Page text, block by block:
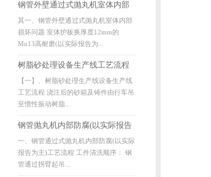
钢管外壁通过式抛丸机室体内部
损坏问题以及表面无损探伤原理
其一、钢管外壁通过式抛丸机室体内部
损坏问题 室体护板换厚度12mm的
Mn13高耐磨(以实际报告为...
树脂砂处理设备生产线工艺流程
以及工作原理是什么
【一】、树脂砂处理生产线设备生产线
工艺流程 浇注后的砂箱及铸件由行车吊
至惯性振动树脂...
钢管抛丸机内部防腐(以实际报告
为主)工艺流程跟设备结构、参
数、技术特点
一、钢管通过式抛丸机内部防腐(以实际
报告为主)工艺流程 工件清洗顺序： 钢
管通过拐臂起吊...